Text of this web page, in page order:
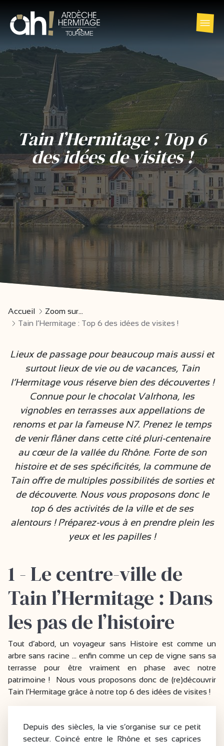
Tain l’Hermitage : Top 6
des idées de visites !
Accueil
Zoom sur...
Tain l’Hermitage : Top 6 des idées de visites !
Lieux de passage pour beaucoup mais aussi et
surtout lieux de vie ou de vacances, Tain
l’Hermitage vous réserve bien des découvertes !
Connue pour le chocolat Valrhona, les
vignobles en terrasses aux appellations de
renoms et par la fameuse N7. Prenez le temps
de venir flâner dans cette cité pluri-centenaire
au cœur de la vallée du Rhône. Forte de son
histoire et de ses spécificités, la commune de
Tain offre de multiples possibilités de sorties et
de découverte. Nous vous proposons donc le
top 6 des activités de la ville et de ses
alentours ! Préparez-vous à en prendre plein les
yeux et les papilles !
1 - Le centre-ville de
Tain l’Hermitage : Dans
les pas de l’histoire
Tout d’abord, un voyageur sans Histoire est comme un
arbre sans racine … enfin comme un cep de vigne sans sa
terrasse pour être vraiment en phase avec notre
patrimoine ! Nous vous proposons donc de (re)découvrir
Tain l’Hermitage grâce à notre top 6 des idées de visites !
Depuis des siècles, la vie s’organise sur ce petit
secteur. Coincé entre le Rhône et ses caprices